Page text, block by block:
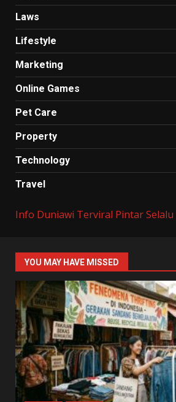
Laws
Lifestyle
Marketing
Online Games
Pet Care
Property
Technology
Travel
Info Duniawi Terviral Pintar Selalu
YOU MAY HAVE MISSED